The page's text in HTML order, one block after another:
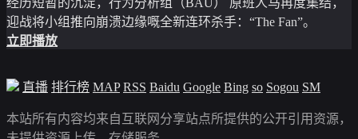
经历短暂的沉淀，行为分析组（BAU） 原班人马再度集结，
迎战将小组推向崩溃边缘嘅全新连环杀手：“The Fan”。
立即播放
直播 排行榜 MAP RSS Baidu Google Bing so Sogou SM
本站所有内容均来自互联网分享站点所提供的公开引用资源，